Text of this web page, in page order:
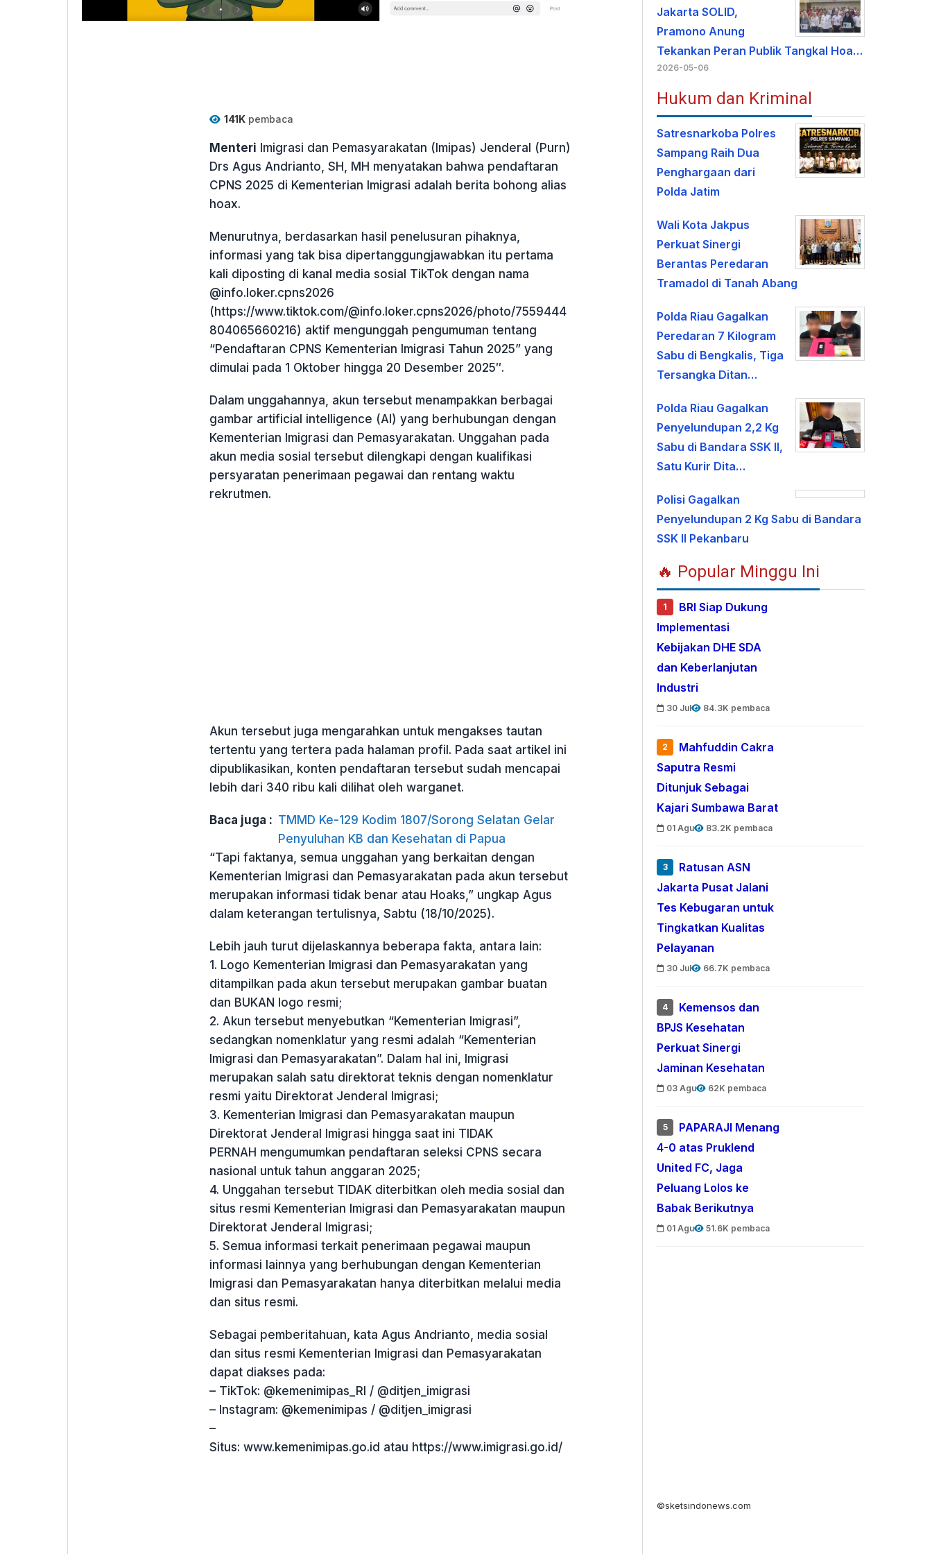
141Kpembaca
Menteri Imigrasi dan Pemasyarakatan (Imipas) Jenderal (Purn)
Drs Agus Andrianto, SH, MH menyatakan bahwa pendaftaran
CPNS 2025 di Kementerian Imigrasi adalah berita bohong alias
hoax.
Menurutnya, berdasarkan hasil penelusuran pihaknya,
informasi yang tak bisa dipertanggungjawabkan itu pertama
kali diposting di kanal media sosial TikTok dengan nama
@info.loker.cpns2026
(https://www.tiktok.com/@info.loker.cpns2026/photo/7559444
804065660216) aktif mengunggah pengumuman tentang
“Pendaftaran CPNS Kementerian Imigrasi Tahun 2025” yang
dimulai pada 1 Oktober hingga 20 Desember 2025″.
Dalam unggahannya, akun tersebut menampakkan berbagai
gambar artificial intelligence (AI) yang berhubungan dengan
Kementerian Imigrasi dan Pemasyarakatan. Unggahan pada
akun media sosial tersebut dilengkapi dengan kualifikasi
persyaratan penerimaan pegawai dan rentang waktu
rekrutmen.
Akun tersebut juga mengarahkan untuk mengakses tautan
tertentu yang tertera pada halaman profil. Pada saat artikel ini
dipublikasikan, konten pendaftaran tersebut sudah mencapai
lebih dari 340 ribu kali dilihat oleh warganet.
Baca juga : TMMD Ke-129 Kodim 1807/Sorong Selatan Gelar
Penyuluhan KB dan Kesehatan di Papua
“Tapi faktanya, semua unggahan yang berkaitan dengan
Kementerian Imigrasi dan Pemasyarakatan pada akun tersebut
merupakan informasi tidak benar atau Hoaks,” ungkap Agus
dalam keterangan tertulisnya, Sabtu (18/10/2025).
Lebih jauh turut dijelaskannya beberapa fakta, antara lain:
1. Logo Kementerian Imigrasi dan Pemasyarakatan yang
ditampilkan pada akun tersebut merupakan gambar buatan
dan BUKAN logo resmi;
2. Akun tersebut menyebutkan “Kementerian Imigrasi”,
sedangkan nomenklatur yang resmi adalah “Kementerian
Imigrasi dan Pemasyarakatan”. Dalam hal ini, Imigrasi
merupakan salah satu direktorat teknis dengan nomenklatur
resmi yaitu Direktorat Jenderal Imigrasi;
3. Kementerian Imigrasi dan Pemasyarakatan maupun
Direktorat Jenderal Imigrasi hingga saat ini TIDAK
PERNAH mengumumkan pendaftaran seleksi CPNS secara
nasional untuk tahun anggaran 2025;
4. Unggahan tersebut TIDAK diterbitkan oleh media sosial dan
situs resmi Kementerian Imigrasi dan Pemasyarakatan maupun
Direktorat Jenderal Imigrasi;
5. Semua informasi terkait penerimaan pegawai maupun
informasi lainnya yang berhubungan dengan Kementerian
Imigrasi dan Pemasyarakatan hanya diterbitkan melalui media
dan situs resmi.
Sebagai pemberitahuan, kata Agus Andrianto, media sosial
dan situs resmi Kementerian Imigrasi dan Pemasyarakatan
dapat diakses pada:
– TikTok: @kemenimipas_RI / @ditjen_imigrasi
– Instagram: @kemenimipas / @ditjen_imigrasi
–
Situs: www.kemenimipas.go.id atau https://www.imigrasi.go.id/
Jakarta SOLID,
Pramono Anung
Tekankan Peran Publik Tangkal Hoa…
2026-05-06
Hukum dan Kriminal
Satresnarkoba Polres
Sampang Raih Dua
Penghargaan dari
Polda Jatim
Wali Kota Jakpus
Perkuat Sinergi
Berantas Peredaran
Tramadol di Tanah Abang
Polda Riau Gagalkan
Peredaran 7 Kilogram
Sabu di Bengkalis, Tiga
Tersangka Ditan…
Polda Riau Gagalkan
Penyelundupan 2,2 Kg
Sabu di Bandara SSK II,
Satu Kurir Dita…
Polisi Gagalkan
Penyelundupan 2 Kg Sabu di Bandara
SSK II Pekanbaru
🔥 Popular Minggu Ini
1
BRI Siap Dukung
Implementasi
Kebijakan DHE SDA
dan Keberlanjutan
Industri
30 Jul 84.3K pembaca
2
Mahfuddin Cakra
Saputra Resmi
Ditunjuk Sebagai
Kajari Sumbawa Barat
01 Agu 83.2K pembaca
3
Ratusan ASN
Jakarta Pusat Jalani
Tes Kebugaran untuk
Tingkatkan Kualitas
Pelayanan
30 Jul 66.7K pembaca
4
Kemensos dan
BPJS Kesehatan
Perkuat Sinergi
Jaminan Kesehatan
03 Agu 62K pembaca
5
PAPARAJI Menang
4-0 atas Pruklend
United FC, Jaga
Peluang Lolos ke
Babak Berikutnya
01 Agu 51.6K pembaca
©sketsindonews.com